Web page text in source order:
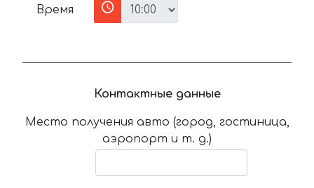
Время
Контактные данные
Место получения авто (город, гостиница,
аэропорт и т. д.)